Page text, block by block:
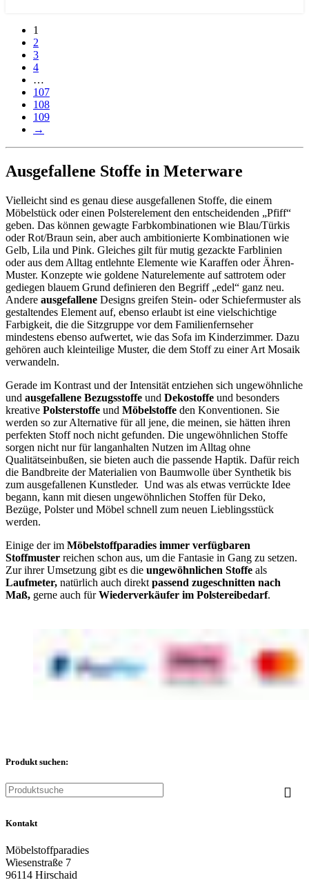
1
2
3
4
…
107
108
109
→
Ausgefallene Stoffe in Meterware
Vielleicht sind es genau diese ausgefallenen Stoffe, die einem
Möbelstück oder einen Polsterelement den entscheidenden „Pfiff“
geben. Das können gewagte Farbkombinationen wie Blau/Türkis
oder Rot/Braun sein, aber auch ambitionierte Kombinationen wie
Gelb, Lila und Pink. Gleiches gilt für mutig gezackte Farblinien
oder aus dem Alltag entlehnte Elemente wie Karaffen oder Ähren-
Muster. Konzepte wie goldene Naturelemente auf sattrotem oder
gediegen blauem Grund definieren den Begriff „edel“ ganz neu.
Andere ausgefallene Designs greifen Stein- oder Schiefermuster als
gestaltendes Element auf, ebenso erlaubt ist eine vielschichtige
Farbigkeit, die die Sitzgruppe vor dem Familienfernseher
mindestens ebenso aufwertet, wie das Sofa im Kinderzimmer. Dazu
gehören auch kleinteilige Muster, die dem Stoff zu einer Art Mosaik
verwandeln.
Gerade im Kontrast und der Intensität entziehen sich ungewöhnliche
und ausgefallene Bezugsstoffe und Dekostoffe und besonders
kreative Polsterstoffe und Möbelstoffe den Konventionen. Sie
werden so zur Alternative für all jene, die meinen, sie hätten ihren
perfekten Stoff noch nicht gefunden. Die ungewöhnlichen Stoffe
sorgen nicht nur für langanhalten Nutzen im Alltag ohne
Qualitätseinbußen, sie bieten auch die passende Haptik. Dafür reich
die Bandbreite der Materialien von Baumwolle über Synthetik bis
zum ausgefallenen Kunstleder. Und was als etwas verrückte Idee
begann, kann mit diesen ungewöhnlichen Stoffen für Deko,
Bezüge, Polster und Möbel schnell zum neuen Lieblingsstück
werden.
Einige der im Möbelstoffparadies immer verfügbaren
Stoffmuster reichen schon aus, um die Fantasie in Gang zu setzen.
Zur ihrer Umsetzung gibt es die ungewöhnlichen Stoffe als
Laufmeter, natürlich auch direkt passend zugeschnitten nach
Maß, gerne auch fürWiederverkäufer im Polstereibedarf.
Produkt suchen:
Kontakt
Möbelstoffparadies
Wiesenstraße 7
96114 Hirschaid